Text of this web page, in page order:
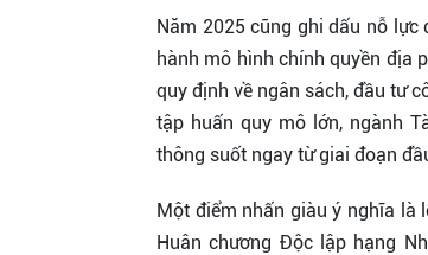
Năm 2025 cũng ghi dấu nỗ lực
hành mô hình chính quyền địa
quy định về ngân sách, đầu tư
tập huấn quy mô lớn, ngành
thông suốt ngay từ giai đoạn
Một điểm nhấn giàu ý nghĩa là
Huân chương Độc lập hạng